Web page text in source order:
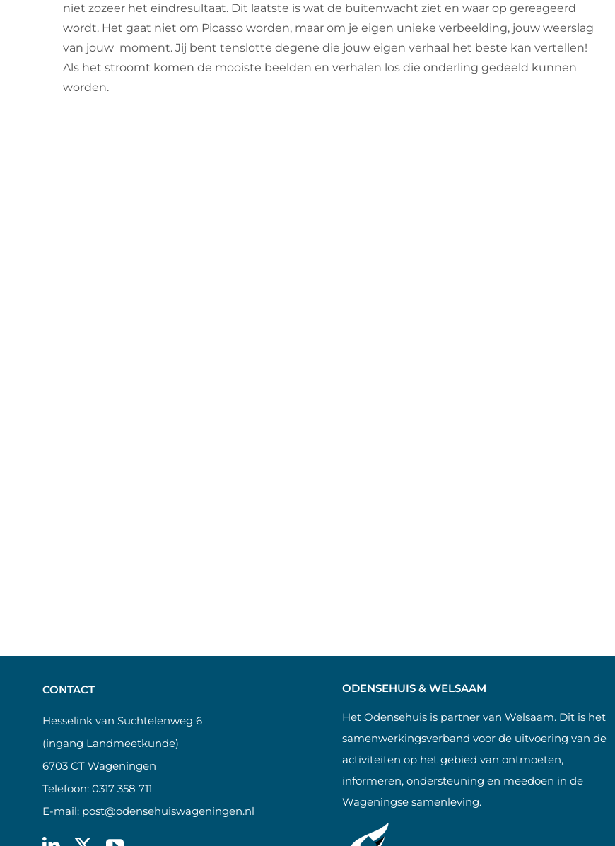
niet zozeer het eindresultaat. Dit laatste is wat de buitenwacht ziet en waar op gereageerd
wordt. Het gaat niet om Picasso worden, maar om je eigen unieke verbeelding, jouw weerslag
van jouw moment. Jij bent tenslotte degene die jouw eigen verhaal het beste kan vertellen!
Als het stroomt komen de mooiste beelden en verhalen los die onderling gedeeld kunnen
worden.
CONTACT
Hesselink van Suchtelenweg 6
(ingang Landmeetkunde)
6703 CT Wageningen
Telefoon: 0317 358 711
E-mail: post@odensehuiswageningen.nl
ODENSEHUIS & WELSAAM
Het Odensehuis is partner van Welsaam. Dit is het
samenwerkingsverband voor de uitvoering van de
activiteiten op het gebied van ontmoeten,
informeren, ondersteuning en meedoen in de
Wageningse samenleving.